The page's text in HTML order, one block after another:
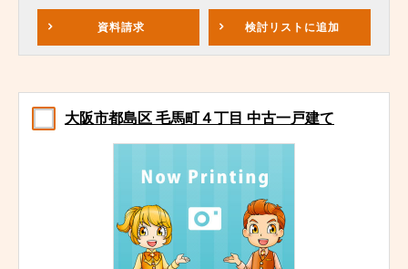
資料請求 検討リスト に追加
大阪市都島区 毛馬町４丁目 中古一戸建て